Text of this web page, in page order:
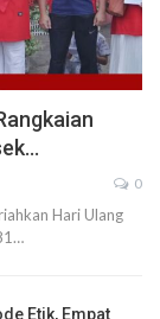
0
Hari Ulang
Etik, Empat